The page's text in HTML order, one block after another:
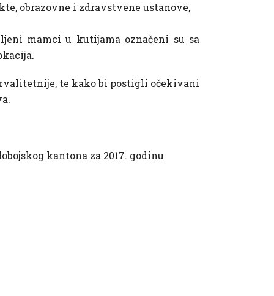
obrazovne i zdravstvene ustanove,
mamci u kutijama označeni su sa
te kako bi postigli očekivani
kantona za 2017. godinu